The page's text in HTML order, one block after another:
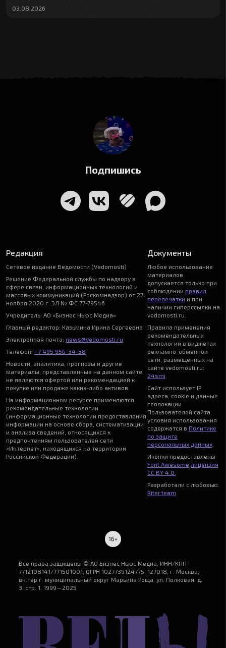
03.08.2026
Подпишись
Редакция
Сетевое издание Ведомости (Vedomosti)
Решение Федеральной службы по надзору в
сфере связи, информационных технологий и
массовых коммуникаций (Роскомнадзор) от 27
ноября 2020 г. ЭЛ № ФС 77-79546
Учредитель: АО «Бизнес Ньюс Медиа»
Главный редактор: Казьмина Ирина Сергеевна
Электронная почта: news@vedomosti.ru
Телефон: +7 495 956-34-58
Новости, аналитика, прогнозы и другие
материалы, представленные на данном сайте,
не являются офертой или рекомендацией к
покупке или продаже каких-либо активов.
На информационном ресурсе применяются
рекомендательные технологии
(информационные технологии предоставления
информации на основе сбора, систематизации
и анализа сведений, относящихся к
предпочтениям пользователей сети
«Интернет», находящихся на территории
Российской Федерации).
Документы
Любое использование
материалов
допускается только при
соблюдении правил
перепечатки и при
наличии гиперссылки на
vedomosti.ru.
Правила применения
рекомендательных
технологий в виджетах
рекламно-обменной
сети, размещённых на
сайте vedomosti.ru:
24smi
Сайт использует IP
адреса, cookie и данные
геолокации
Пользователей сайта,
условия использования
содержатся в Политике
по защите
персональных данных.
Иконки предоставлены
Font Awesome лицензия
CC BY 4.0.
Разработали с любовью:
Riter.team
Все права защищены © АО Бизнес Ньюс Медиа, ИНН/КПП
7712108141/771501001, ОГРН 1027739124775, 127018, г. Москва,
вн.тер.г. муниципальный округ Марьина Роща, ул. Полковая, д.
3, стр. 1. 1999—2025